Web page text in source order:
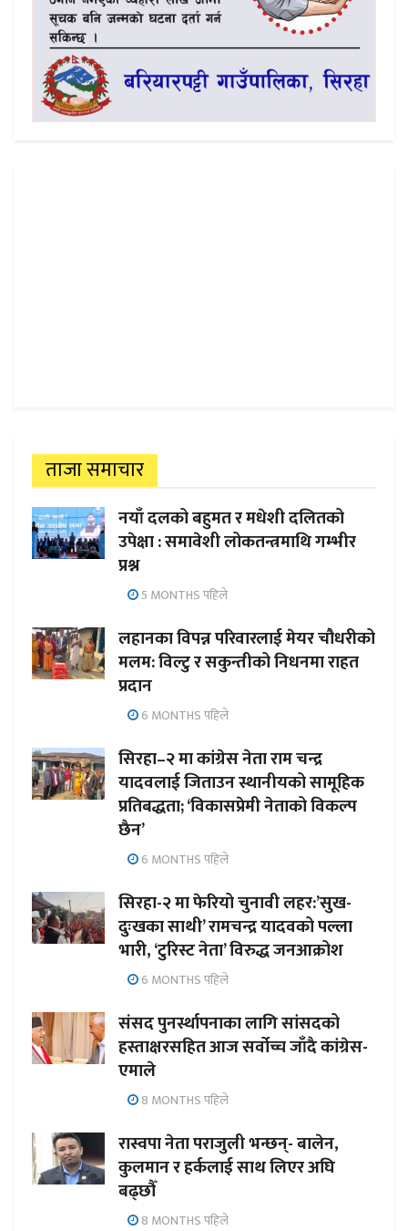
ताजा समाचार
नयाँ दलको बहुमत र मधेशी दलितको
उपेक्षा : समावेशी लोकतन्त्रमाथि गम्भीर
प्रश्न
5 MONTHS पहिले
लहानका विपन्न परिवारलाई मेयर चौधरीको
मलम: विल्टु र सकुन्तीको निधनमा राहत
प्रदान
6 MONTHS पहिले
सिरहा–२ मा कांग्रेस नेता राम चन्द्र
यादवलाई जिताउन स्थानीयको सामूहिक
प्रतिबद्धता; ‘विकासप्रेमी नेताको विकल्प
छैन’
6 MONTHS पहिले
सिरहा-२ मा फेरियो चुनावी लहर:’सुख-
दुःखका साथी’ रामचन्द्र यादवको पल्ला
भारी, ‘टुरिस्ट नेता’ विरुद्ध जनआक्रोश
6 MONTHS पहिले
संसद पुनर्स्थापनाका लागि सांसदको
हस्ताक्षरसहित आज सर्वोच्च जाँदै कांग्रेस-
एमाले
8 MONTHS पहिले
रास्वपा नेता पराजुली भन्छन्- बालेन,
कुलमान र हर्कलाई साथ लिएर अघि
बढ्छौँ
8 MONTHS पहिले